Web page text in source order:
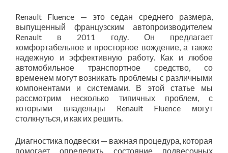
Renault Fluence — это седан среднего размера,
выпущенный французским автопроизводителем
Renault в 2011 году. Он предлагает
комфортабельное и просторное вождение, а также
надежную и эффективную работу. Как и любое
автомобильное транспортное средство, со
временем могут возникать проблемы с различными
компонентами и системами. В этой статье мы
рассмотрим несколько типичных проблем, с
которыми владельцы Renault Fluence могут
столкнуться, и как их решить.
Диагностика подвески — важная процедура, которая
помогает определить состояние подвесочных